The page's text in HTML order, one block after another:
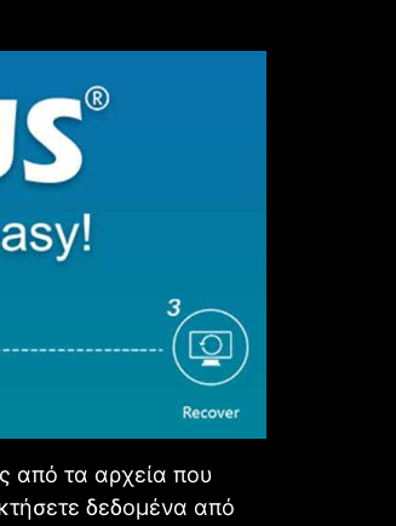
από τα αρχεία που
δεδομένα από